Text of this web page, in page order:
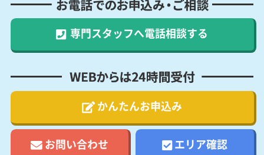
専門スタッフへ電話相談する
かんたんお申込み
お問い合わせ エリア確認